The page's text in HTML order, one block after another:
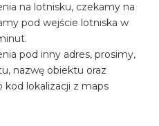
na lotnisku, czekamy na
pod wejście lotniska w
pod inny adres, prosimy,
nazwę obiektu oraz
kod lokalizacji z maps